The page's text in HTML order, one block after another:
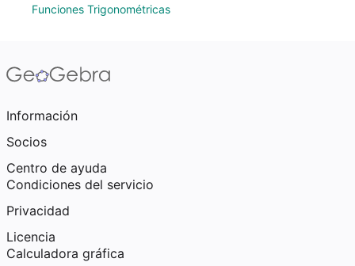
Funciones Trigonométricas
Información
Socios
Centro de ayuda
Condiciones del servicio
Privacidad
Licencia
Calculadora gráfica